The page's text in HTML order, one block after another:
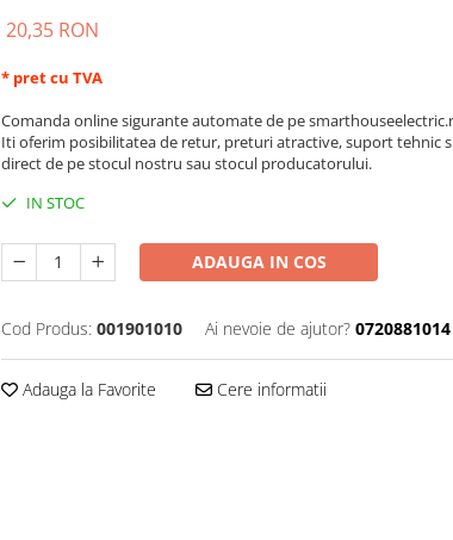
20,35 RON
* pret cu TVA
Comanda online sigurante automate de pe
Iti oferim posibilitatea de retur, preturi atractive, suport tehnic
direct de pe stocul nostru sau stocul producatorului.
IN STOC
ADAUGA IN COS
Cod Produs: 001901010 Ai nevoie de ajutor? 0720881014
Adauga la Favorite Cere informatii